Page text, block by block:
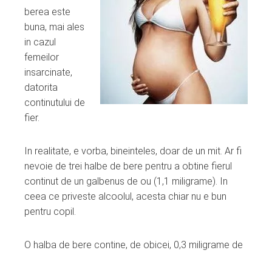
berea este
buna, mai ales
in cazul
femeilor
insarcinate,
datorita
continutului de
fier.
In realitate, e vorba, bineinteles, doar de un mit. Ar fi
nevoie de trei halbe de bere pentru a obtine fierul
continut de un galbenus de ou (1,1 miligrame). In
ceea ce priveste alcoolul, acesta chiar nu e bun
pentru copil.
O halba de bere contine, de obicei, 0,3 miligrame de